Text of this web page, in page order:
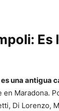
Es
es una antigua
Maradona.
Di Lorenzo,